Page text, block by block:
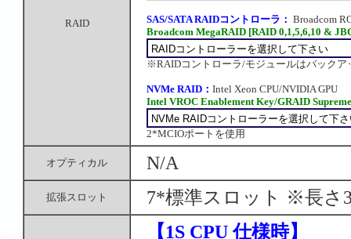
RAID SAS/SATA RAIDコントローラ： Broadcom
Broadcom MegaRAID [RAID 0,1,5,6,10 &
※RAIDコントローラ/モジュールはバック
NVMe RAID： Intel Xeon CPU/NVIDIA GPU
Intel VROC Enablement Key/GRAID
2*MCIOポートを使用
オプティカル N/A
拡張スロット 7*標準スロット ※長さ
【1S CPU 仕様時】